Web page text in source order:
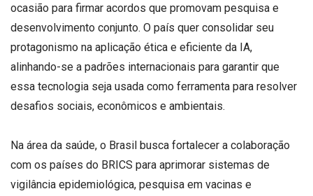
ocasião para firmar acordos que promovam pesquisa e
desenvolvimento conjunto. O país quer consolidar seu
protagonismo na aplicação ética e eficiente da IA,
alinhando-se a padrões internacionais para garantir que
essa tecnologia seja usada como ferramenta para resolver
desafios sociais, econômicos e ambientais.
Na área da saúde, o Brasil busca fortalecer a colaboração
com os países do BRICS para aprimorar sistemas de
vigilância epidemiológica, pesquisa em vacinas e